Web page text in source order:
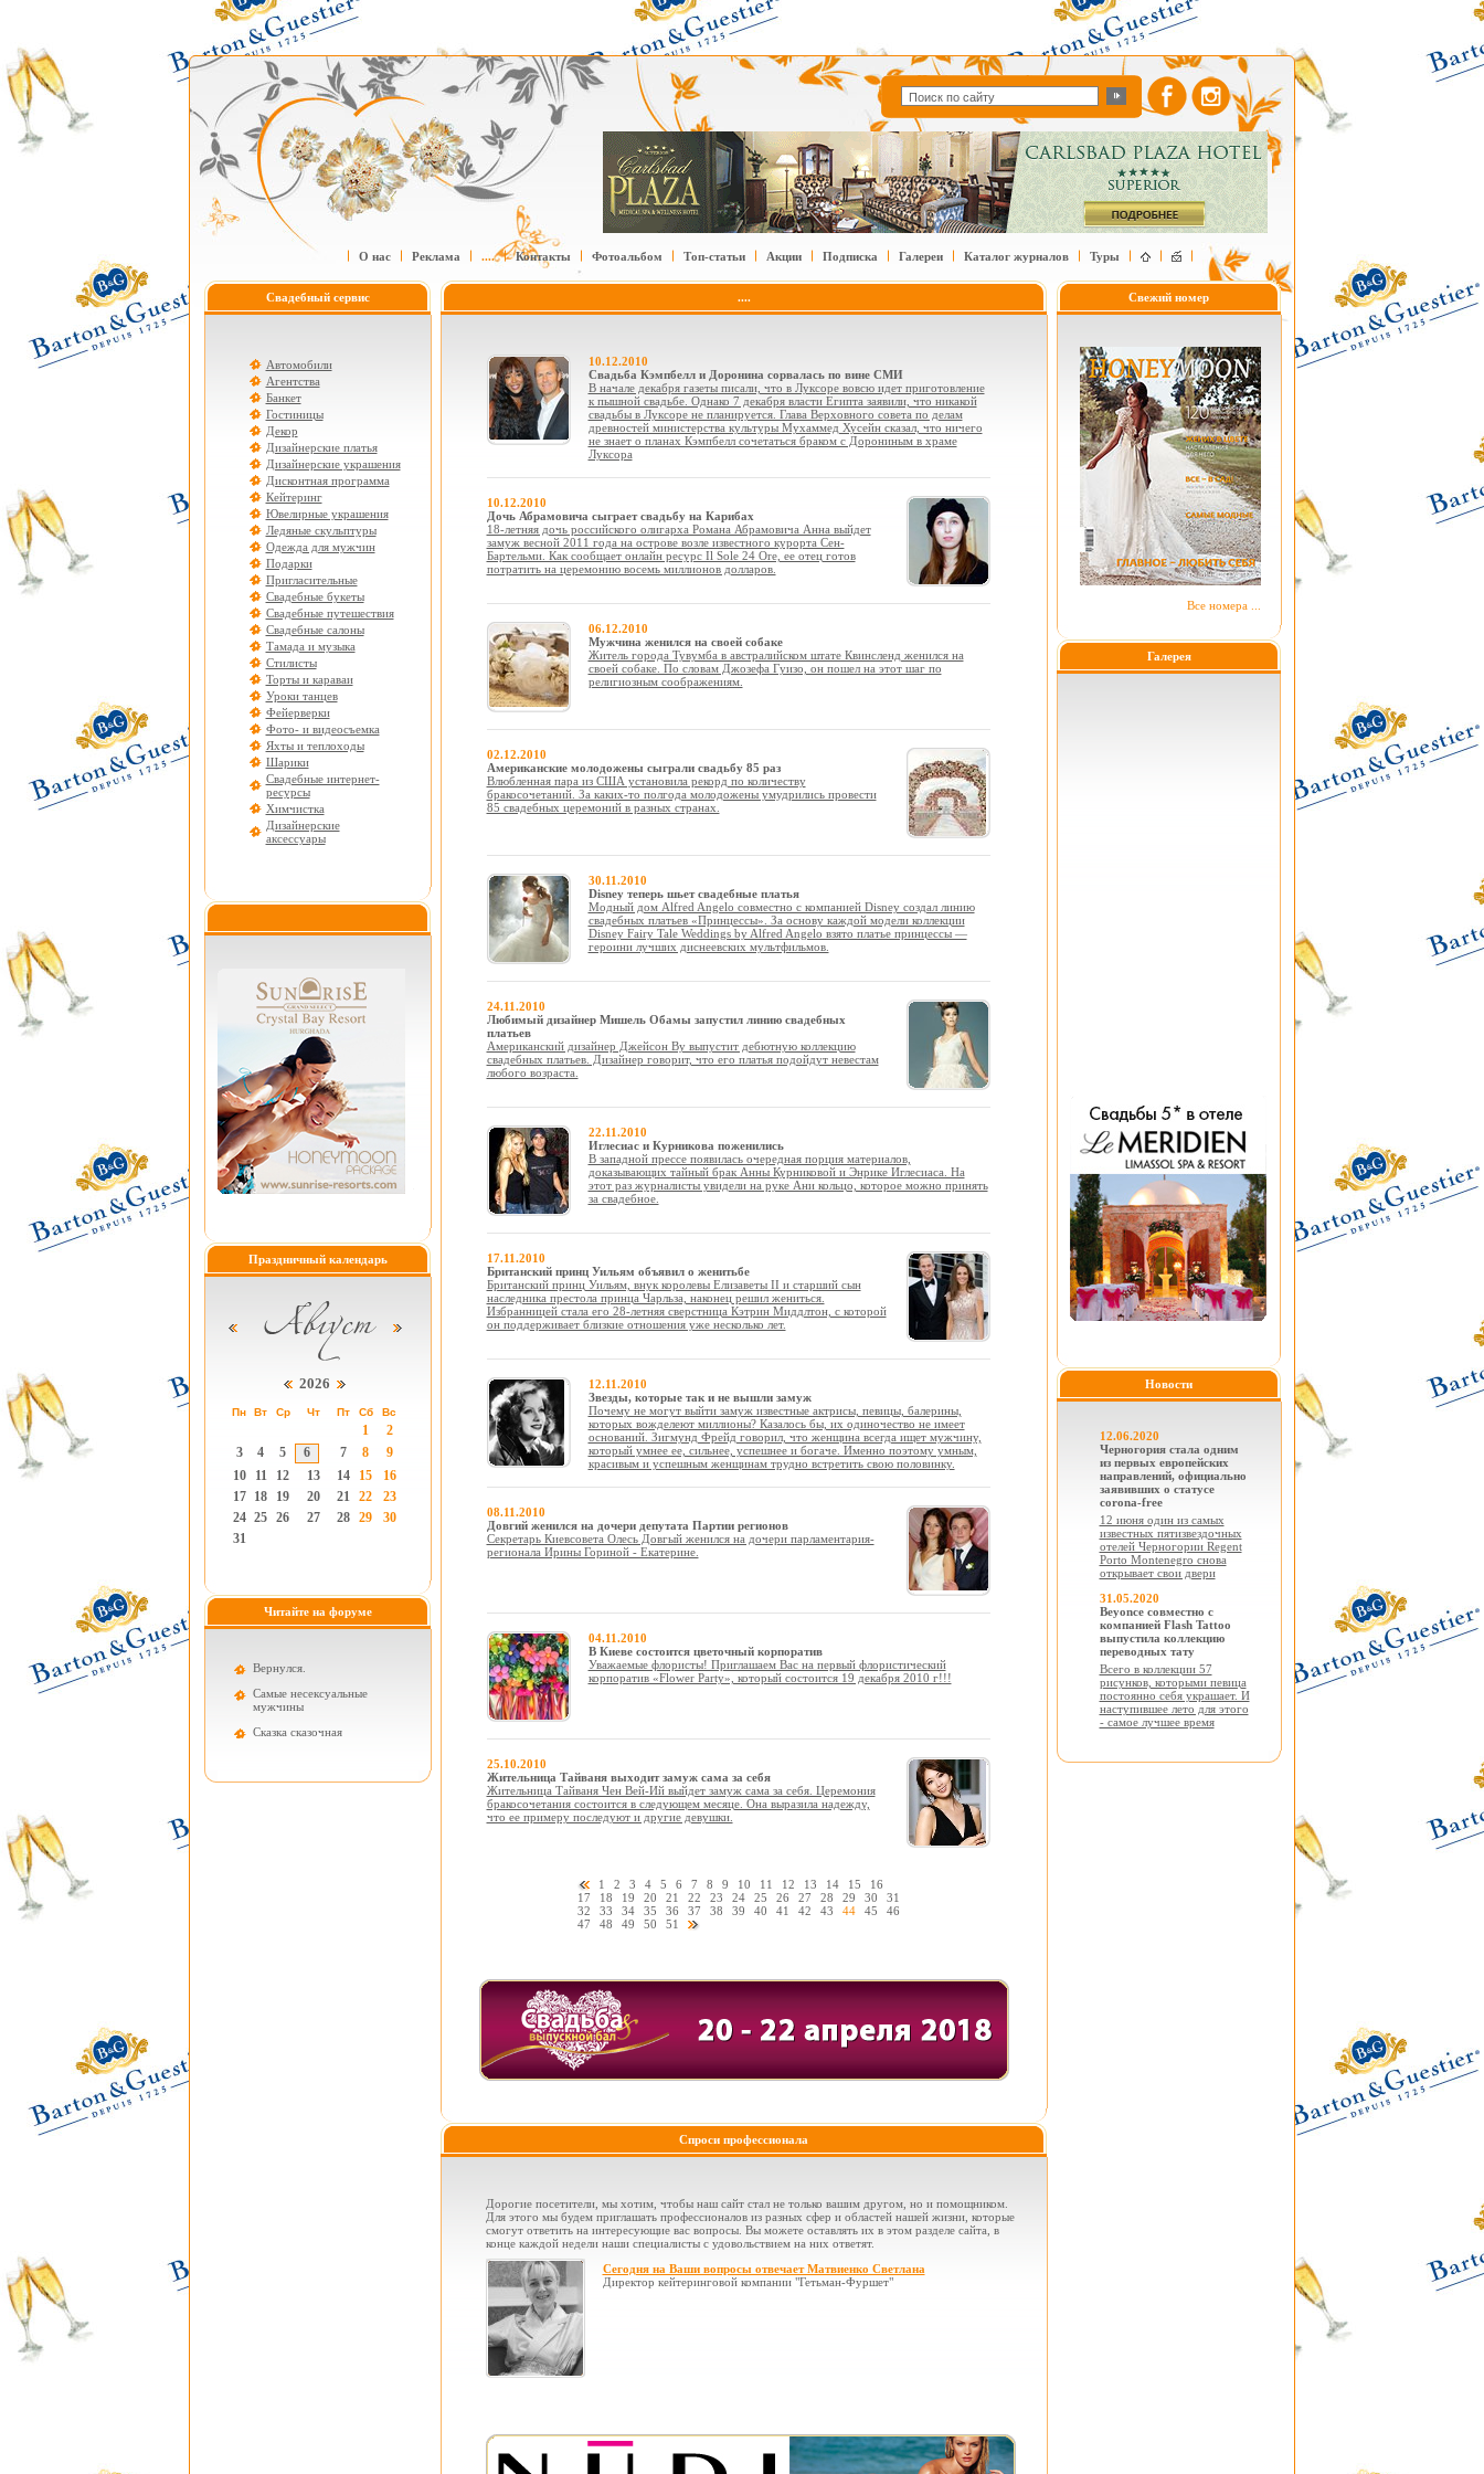
О нас Реклама .... Контакты Фотоальбом Топ-статьи Акции Подписка Галереи Каталог журналов Туры
Свадебный сервис
Автомобили
Агентства
Банкет
Гостиницы
Декор
Дизайнерские платья
Дизайнерские украшения
Дисконтная программа
Кейтеринг
Ювелирные украшения
Ледяные скульптуры
Одежда для мужчин
Подарки
Пригласительные
Свадебные букеты
Свадебные путешествия
Свадебные салоны
Тамада и музыка
Стилисты
Торты и караваи
Уроки танцев
Фейерверки
Фото- и видеосъемка
Яхты и теплоходы
Шарики
Свадебные интернет-
ресурсы
Химчистка
Дизайнерские
аксессуары
Праздничный календарь
2026
Пн Вт Ср Чт Пт Сб Вс
1
2
3
4 5 6 7 8
9
10
11 12 13 14 15
16
17
18 19 20 21 22
23
24 25 26 27 28 29
30
31
Читайте на форуме
Вернулся.
Самые несексуальные
мужчины
Cказка сказочная
....
10.12.2010
Свадьба Кэмпбелл и Доронина сорвалась по вине СМИ
В начале декабря газеты писали, что в Луксоре вовсю идет приготовление
к пышной свадьбе. Однако 7 декабря власти Египта заявили, что никакой
свадьбы в Луксоре не планируется. Глава Верховного совета по делам
древностей министерства культуры Мухаммед Хусейн сказал, что ничего
не знает о планах Кэмпбелл сочетаться браком с Дорониным в храме
Луксора
10.12.2010
Дочь Абрамовича сыграет свадьбу на Карибах
18-летняя дочь российского олигарха Романа Абрамовича Анна выйдет
замуж весной 2011 года на острове возле известного курорта Сен-
Бартельми. Как сообщает онлайн ресурс Il Sole 24 Ore, ее отец готов
потратить на церемонию восемь миллионов долларов.
06.12.2010
Мужчина женился на своей собаке
Житель города Тувумба в австралийском штате Квинсленд женился на
своей собаке. По словам Джозефа Гуизо, он пошел на этот шаг по
религиозным соображениям.
02.12.2010
Американские молодожены сыграли свадьбу 85 раз
Влюбленная пара из США установила рекорд по количеству
бракосочетаний. За каких-то полгода молодожены умудрились провести
85 свадебных церемоний в разных странах.
30.11.2010
Disney теперь шьет свадебные платья
Модный дом Alfred Angelo совместно с компанией Disney создал линию
свадебных платьев «Принцессы». За основу каждой модели коллекции
Disney Fairy Tale Weddings by Alfred Angelo взято платье принцессы —
героини лучших диснеевских мультфильмов.
24.11.2010
Любимый дизайнер Мишель Обамы запустил линию свадебных
платьев
Американский дизайнер Джейсон Ву выпустит дебютную коллекцию
свадебных платьев. Дизайнер говорит, что его платья подойдут невестам
любого возраста.
22.11.2010
Иглесиас и Курникова поженились
В западной прессе появилась очередная порция материалов,
доказывающих тайный брак Анны Курниковой и Энрике Иглесиаса. На
этот раз журналисты увидели на руке Ани кольцо, которое можно принять
за свадебное.
17.11.2010
Британский принц Уильям объявил о женитьбе
Британский принц Уильям, внук королевы Елизаветы II и старший сын
наследника престола принца Чарльза, наконец решил жениться.
Избранницей стала его 28-летняя сверстница Кэтрин Миддлтон, с которой
он поддерживает близкие отношения уже несколько лет.
12.11.2010
Звезды, которые так и не вышли замуж
Почему не могут выйти замуж известные актрисы, певицы, балерины,
которых вожделеют миллионы? Казалось бы, их одиночество не имеет
оснований. Зигмунд Фрейд говорил, что женщина всегда ищет мужчину,
который умнее ее, сильнее, успешнее и богаче. Именно поэтому умным,
красивым и успешным женщинам трудно встретить свою половинку.
08.11.2010
Довгий женился на дочери депутата Партии регионов
Секретарь Киевсовета Олесь Довгый женился на дочери парламентария-
регионала Ирины Гориной - Екатерине.
04.11.2010
В Киеве состоится цветочный корпоратив
Уважаемые флористы! Приглашаем Вас на первый флористический
корпоратив «Flower Party», который состоится 19 декабря 2010 г!!!
25.10.2010
Жительница Тайваня выходит замуж сама за себя
Жительница Тайваня Чен Вей-Ий выйдет замуж сама за себя. Церемония
бракосочетания состоится в следующем месяце. Она выразила надежду,
что ее примеру последуют и другие девушки.
1 2 3 4 5 6 7 8 9 10 11 12 13 14 15
16
17
18 19 20 21 22 23 24 25 26 27 28 29 30
31
32
33 34 35 36 37 38 39 40 41 42 43 44 45
46
47
48 49 50 51
Спроси профессионала
Дорогие посетители, мы хотим, чтобы наш сайт стал не только вашим другом, но и помощником.
Для этого мы будем приглашать профессионалов из разных сфер и областей нашей жизни, которые
смогут ответить на интересующие вас вопросы. Вы можете оставлять их в этом разделе сайта, в
конце каждой недели наши специалисты с удовольствием на них ответят.
Сегодня на Ваши вопросы отвечает Матвиенко Светлана
Директор кейтеринговой компании "Гетьман-Фуршет"
Свежий номер
Все номера ...
Галерея
Новости
12.06.2020
Черногория стала одним
из первых европейских
направлений, официально
заявивших о статусе
corona-free
12 июня один из самых
известных пятизвездочных
отелей Черногории Regent
Porto Montenegro снова
открывает свои двери
31.05.2020
Beyonce совместно с
компанией Flash Tattoo
выпустила коллекцию
переводных тату
Всего в коллекции 57
рисунков, которыми певица
постоянно себя украшает. И
наступившее лето для этого
- самое лучшее время